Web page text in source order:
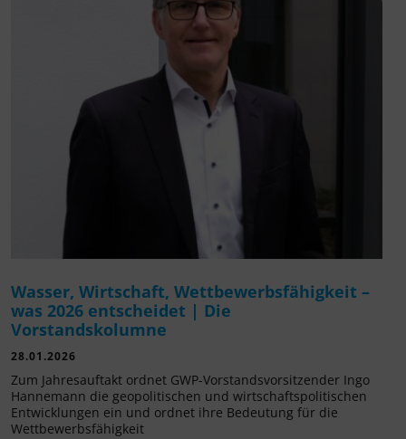
Wasser, Wirtschaft, Wettbewerbsfähigkeit –
was 2026 entscheidet | Die
Vorstandskolumne
28.01.2026
Zum Jahresauftakt ordnet GWP-Vorstandsvorsitzender Ingo
Hannemann die geopolitischen und wirtschaftspolitischen
Entwicklungen ein und ordnet ihre Bedeutung für die
Wettbewerbsfähigkeit